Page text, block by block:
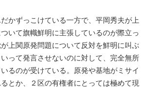
かずっこけている一方で、平岡秀夫が上
いて旗幟鮮明に主張しているのが際立っ
上関原発問題について反対を鮮明に叫ぶ
って発言させないのに対して、完全無所
るのが受けている。原発や基地がミサイ
とか、２区の有権者にとっては極めて現